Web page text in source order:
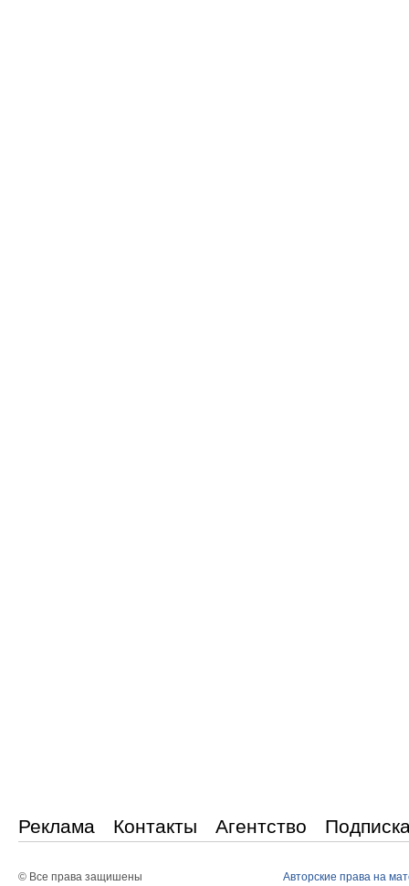
Реклама Контакты Агентство
© Все права защишены
Авторские права на